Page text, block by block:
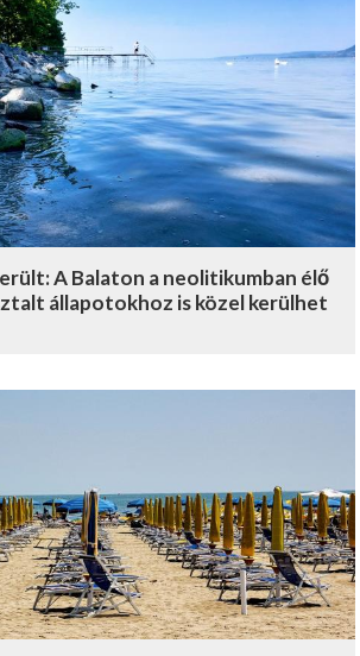
A Balaton a neolitikumban élő
állapotokhoz is közel kerülhet